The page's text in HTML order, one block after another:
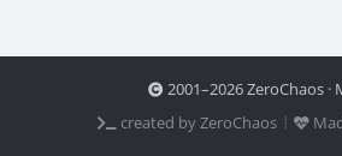
2001–2026 ZeroChaos ·
created by ZeroChaos ⦙